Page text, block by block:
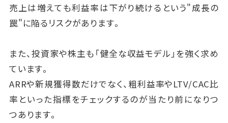
売上は増えても利益率は下がり続けるという"成長の
罠"に陥るリスクがあります。
また、投資家や株主も「健全な収益モデル」を強く求め
ています。
ARRや新規獲得数だけでなく、粗利益率やLTV/CAC比
率といった指標をチェックするのが当たり前になりつ
つあります。